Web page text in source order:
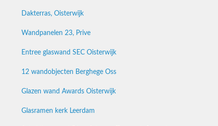
Dakterras, Oisterwijk
Wandpanelen 23, Prive
Entree glaswand SEC Oisterwijk
12 wandobjecten Berghege Oss
Glazen wand Awards Oisterwijk
Glasramen kerk Leerdam